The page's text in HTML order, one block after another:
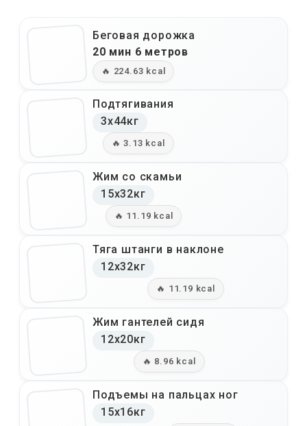
Беговая дорожка
20 мин 6 метров
🔥 224.63 kcal
Подтягивания
3x44кг
🔥 3.13 kcal
Жим со скамьи
15x32кг
🔥 11.19 kcal
Тяга штанги в наклоне
12x32кг
🔥 11.19 kcal
Жим гантелей сидя
12x20кг
🔥 8.96 kcal
Подъемы на пальцах ног
15x16кг